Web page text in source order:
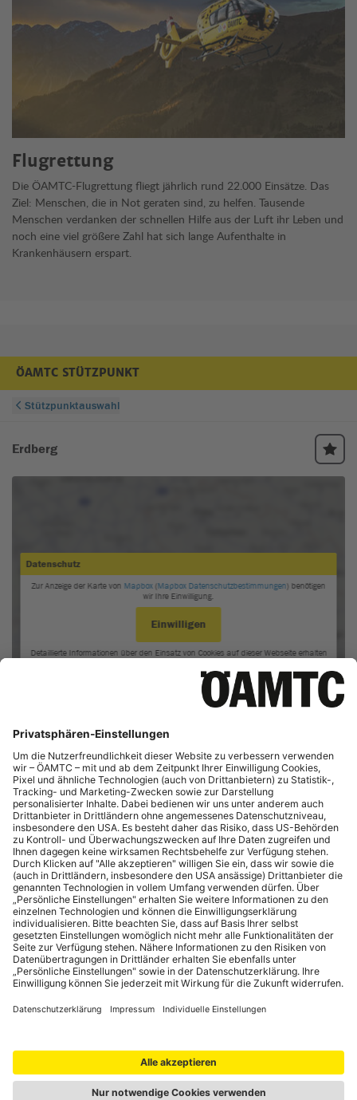
Flugrettung
Die ÖAMTC-Flugrettung fliegt jährlich rund 22.000 Einsätze. Das
Ziel: Menschen, die in Not geraten sind, zu helfen. Tausende
Menschen verdanken der schnellen Hilfe aus der Luft ihr Leben und
noch eine viel größere Zahl hat sich lange Aufenthalte in
Krankenhäusern erspart.
ÖAMTC STÜTZPUNKT